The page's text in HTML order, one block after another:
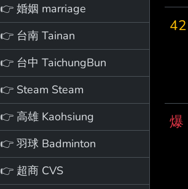
👉 婚姻 marriage
👉 台南 Tainan
👉 台中 TaichungBun
👉 Steam Steam
👉 高雄 Kaohsiung
👉 羽球 Badminton
👉 超商 CVS
42
爆